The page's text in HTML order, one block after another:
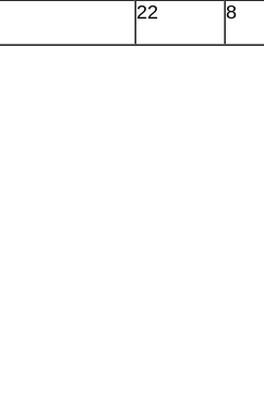
22 8